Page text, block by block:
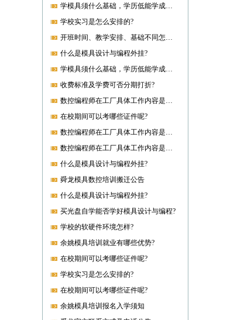
学模具须什么基础，学历低能学成就业吗?
学校实习是怎么安排的?
开班时间、教学安排、基础不同怎样开课?
什么是模具设计与编程外挂?
学模具须什么基础，学历低能学成就业吗?
收费标准及学费可否分期打折?
数控编程师在工厂具体工作内容是什么?
在校期间可以考哪些证件呢?
数控编程师在工厂具体工作内容是什么?
数控编程师在工厂具体工作内容是什么?
什么是模具设计与编程外挂?
舜龙模具数控培训搬迁公告
什么是模具设计与编程外挂?
买光盘自学能否学好模具设计与编程?
学校的软硬件环境怎样?
余姚模具培训就业有哪些优势?
在校期间可以考哪些证件呢?
学校实习是怎么安排的?
在校期间可以考哪些证件呢?
余姚模具培训报名入学须知